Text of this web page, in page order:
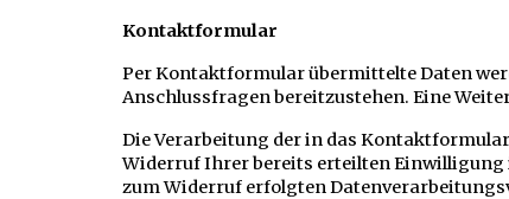
Kontaktformular
Per Kontaktformular übermittelte Daten
Anschlussfragen bereitzustehen. Eine
Die Verarbeitung der in das
Widerruf Ihrer bereits erteilten Einwilligung
zum Widerruf erfolgten